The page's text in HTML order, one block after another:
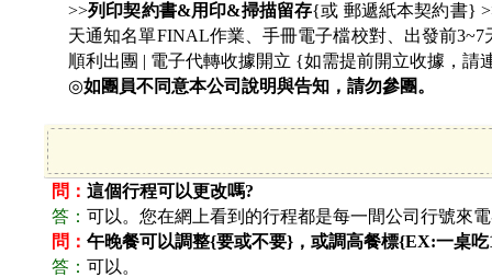
>>列印契約書&用印&掃描留存{或 郵遞紙本契約書}
天通知名單FINAL作業、手冊電子檔校對、出發前
順利出團 | 電子代轉收據開立 {如需提前開立收據，請
◎如團員不同意本公司說明與告知，請勿參團。
問： 這個行程可以更改嗎?
答： 可以。您在網上看到的行程都是每一間公司行號來
問： 午晚餐可以調整{要或不要}，或調高餐標{EX:一桌
答： 可以。